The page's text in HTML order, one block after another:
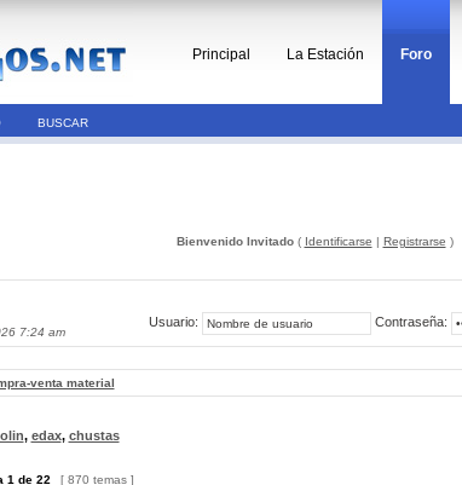
Principal La Estación Foro
BUSCAR
Bienvenido Invitado( Identificarse | Registrarse )
7:24 am
Usuario: Contraseña:
venta material
, edax, chustas
1 de 22 [ 870 temas ]